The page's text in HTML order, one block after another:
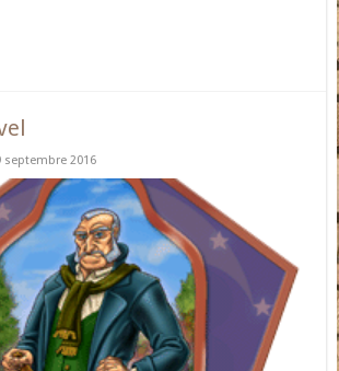
septembre 2016